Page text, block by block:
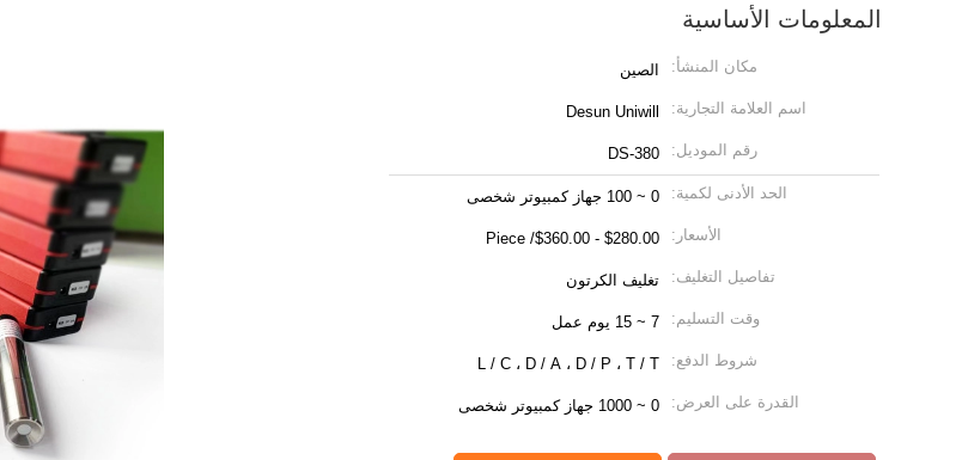
المعلومات الأساسية
مكان المنشأ: الصين
اسم العلامة التجارية: Desun Uniwill
رقم الموديل: DS-380
الحد الأدنى لكمية: 0 ~ 100 جهاز كمبيوتر شخصى
الأسعار: $280.00 - $360.00/ Piece
تفاصيل التغليف: تغليف الكرتون
وقت التسليم: 7 ~ 15 يوم عمل
شروط الدفع: L / C ، D / A ، D / P ، T / T
القدرة على العرض: 0 ~ 1000 جهاز كمبيوتر شخصى